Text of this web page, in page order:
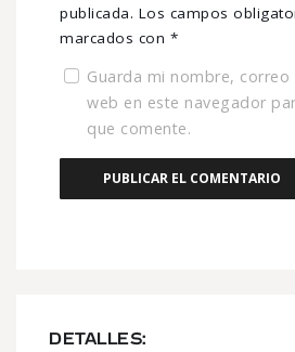
DETALLES:
publicada. Los campos
marcados con *
Guarda mi nombre,
web en este navegador
que comente.